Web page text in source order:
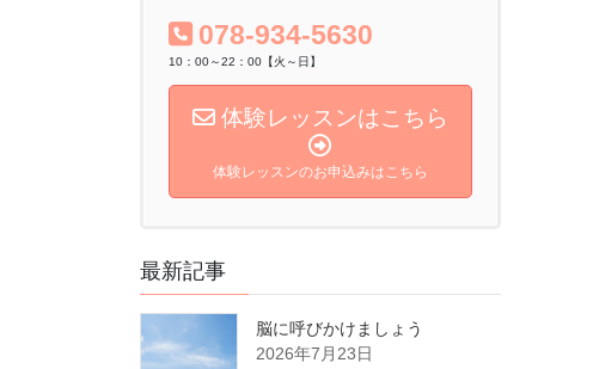
078-934-5630
10：00～22：00【火～日】
体験レッスンはこちら
体験レッスンのお申込みはこちら
最新記事
脳に呼びかけましょう
2026年7月23日